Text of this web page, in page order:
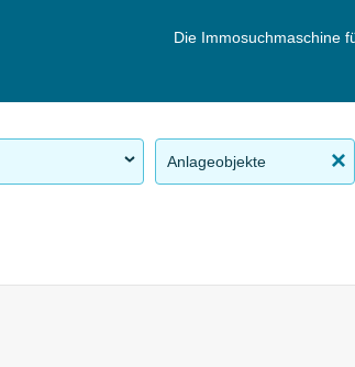
Die Immosuchmaschine
Anlageobjekte